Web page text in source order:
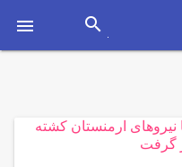
 search